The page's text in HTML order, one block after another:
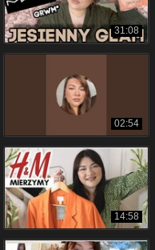
31:08
02:54
14:58